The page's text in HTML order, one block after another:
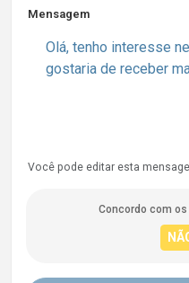
Mensagem
Você pode editar esta
Concordo com os